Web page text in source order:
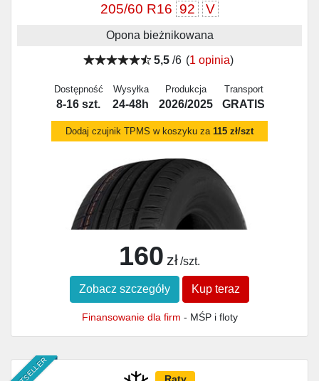
205/60 R16 92 V
Opona bieżnikowana
5,5/6 (1 opinia)
Dostępność
8-16 szt.
Wysyłka
24-48h
Produkcja
2026/2025
Transport
GRATIS
Dodaj czujnik TPMS w koszyku za 115 zł/szt
160 zł /szt.
Zobacz szczegóły Kup teraz
Finansowanie dla firm - MŚP i floty